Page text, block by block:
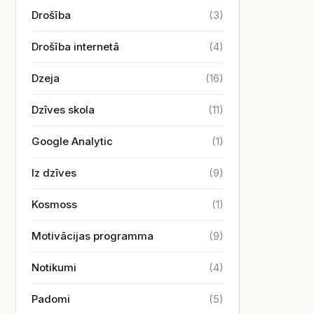
Drošība (3)
Drošība internetā (4)
Dzeja (16)
Dzīves skola (11)
Google Analytic (1)
Iz dzīves (9)
Kosmoss (1)
Motivācijas programma (9)
Notikumi (4)
Padomi (5)